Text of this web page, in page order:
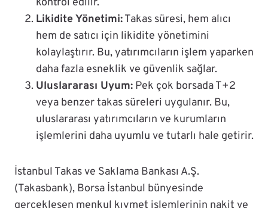
kontrol edilir.
Likidite Yönetimi:Takas süresi, hem alıcı
hem de satıcı için likidite yönetimini
kolaylaştırır. Bu, yatırımcıların işlem yaparken
daha fazla esneklik ve güvenlik sağlar.
Uluslararası Uyum: Pek çok borsada T+2
veya benzer takas süreleri uygulanır. Bu,
uluslararası yatırımcıların ve kurumların
işlemlerini daha uyumlu ve tutarlı hale getirir.
İstanbul Takas ve Saklama Bankası A.Ş.
(Takasbank), Borsa İstanbul bünyesinde